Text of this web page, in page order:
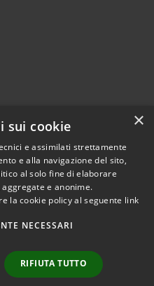
Copyright © 2026 • Comune di
Silvi • Powered by
redazione
×
sui cookie
e assimilati strettamente
e alla navigazione del sito,
al solo fine di elaborare
e anonime.
la cookie policy al seguente link
NECESSARI
RIFIUTA TUTTO